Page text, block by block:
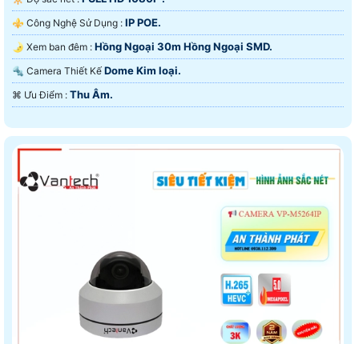
⚜️ Công Nghệ Sử Dụng : IP POE.
🌛 Xem ban đêm : Hồng Ngoại 30m Hồng Ngoại SMD.
🔩 Camera Thiết Kế Dome Kim loại.
️⌘ Ưu Điểm : Thu Âm.